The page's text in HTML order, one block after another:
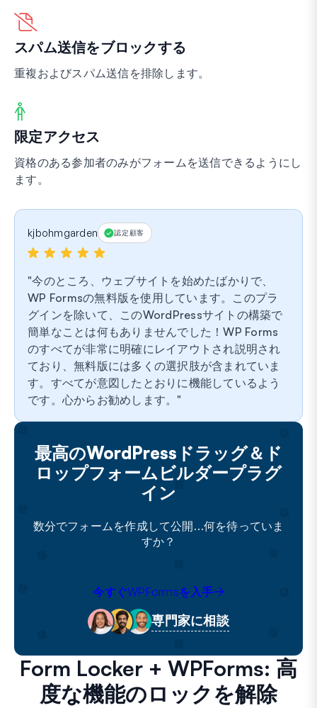
スパム送信をブロックする
重複およびスパム送信を排除します。
限定アクセス
資格のある参加者のみがフォームを送信できるようにし
ます。
kjbohmgarden 認定顧客
今のところ、ウェブサイトを始めたばかりで、
WP Formsの無料版を使用しています。このプラ
グインを除いて、このWordPressサイトの構築で
簡単なことは何もありませんでした！WP Forms
のすべてが非常に明確にレイアウトされ説明され
ており、無料版には多くの選択肢が含まれていま
す。すべてが意図したとおりに機能しているよう
です。心からお勧めします。
最高のWordPressドラッグ＆ド
ロップフォームビルダープラグ
イン
数分でフォームを作成して公開…何を待っていま
すか？
今すぐWPFormsを入手
専門家に相談
Form Locker + WPForms: 高
度な機能のロックを解除